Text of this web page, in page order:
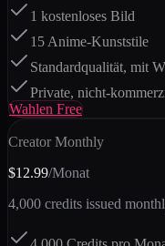
1 kostenloses Bild
15 Anime-Kunststile
Standardqualität, mit
Private, nicht-
Wahlen Free
Creator Monthly
$12.99/Monat
4,000 credits issued